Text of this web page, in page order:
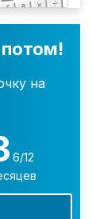
потом!
на
6/12